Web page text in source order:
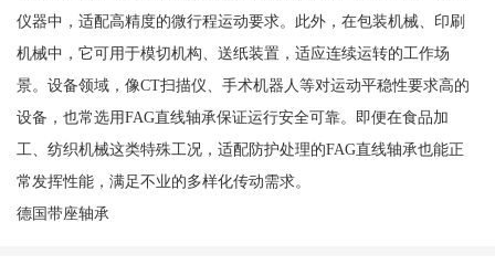
仪器中，适配高精度的微行程运动要求。此外，在包装机械、印刷
机械中，它可用于模切机构、送纸装置，适应连续运转的工作场
景。设备领域，像CT扫描仪、手术机器人等对运动平稳性要求高的
设备，也常选用FAG直线轴承保证运行安全可靠。即便在食品加
工、纺织机械这类特殊工况，适配防护处理的FAG直线轴承也能正
常发挥性能，满足不业的多样化传动需求。
德国带座轴承